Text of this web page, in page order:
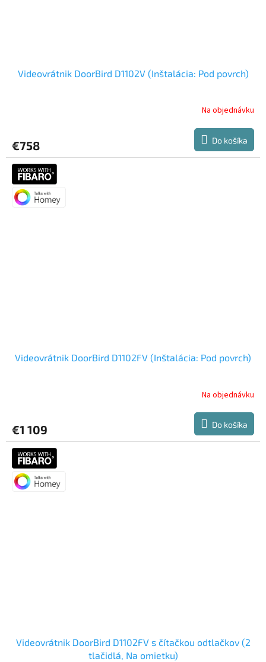
Videovrátnik DoorBird D1102V (Inštalácia: Pod povrch)
Na objednávku
€758 Do košíka
Videovrátnik DoorBird D1102FV (Inštalácia: Pod povrch)
Na objednávku
€1 109 Do košíka
Videovrátnik DoorBird D1102FV s čítačkou odtlačkov (2
tlačidlá, Na omietku)